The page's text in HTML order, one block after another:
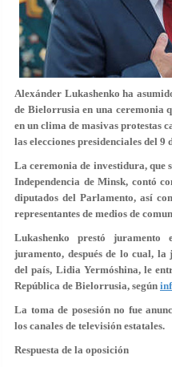
Alexánder Lukashenko ha
de Bielorrusia en una ceremonia
en un clima de masivas protestas
las elecciones presidenciales del 9
La ceremonia de investidura, que
Independencia de Minsk, contó
diputados del Parlamento, así
representantes de medios de
Lukashenko prestó
juramento, después de lo cual,
del país, Lidia Yermóshina, le
República de Bielorrusia, según
La toma de posesiónno fue
los canales de televisión estatales.
Respuesta de la oposición